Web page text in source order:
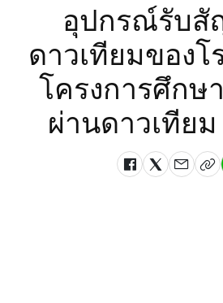
อุปกรณ์รับ
ดาวเทียมของโ
โครงการศึกษ
ผ่านดาวเทียม